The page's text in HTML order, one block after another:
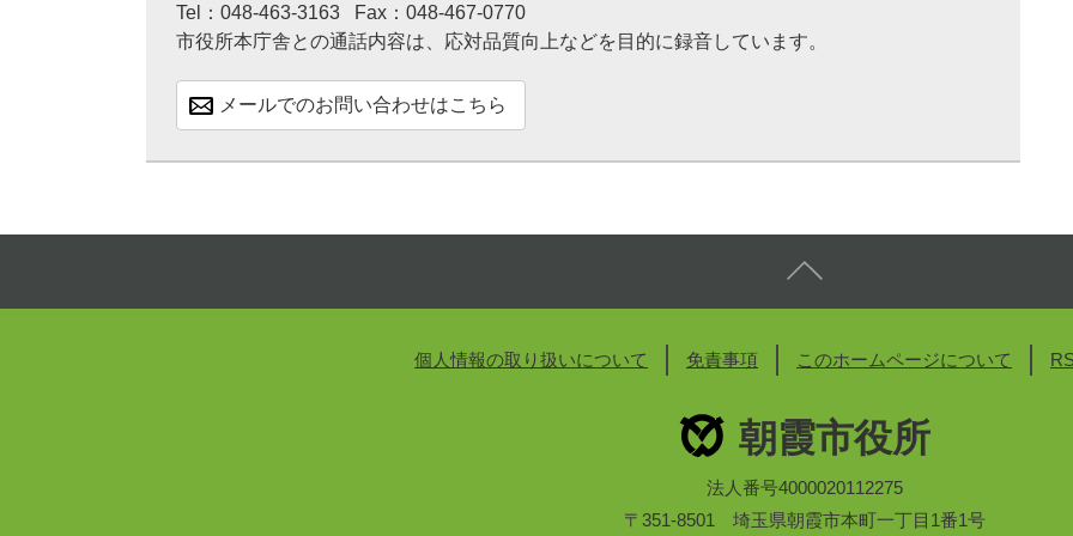
Tel：048-463-3163
Fax：048-467-0770
市役所本庁舎との通話内容は、応対品質向上などを目的に録音しています。
メールでのお問い合わせはこちら
個人情報の取り扱いについて 免責事項 このホームページについて
朝霞市役所
法人番号4000020112275
〒351-8501 埼玉県朝霞市本町一丁目1番1号